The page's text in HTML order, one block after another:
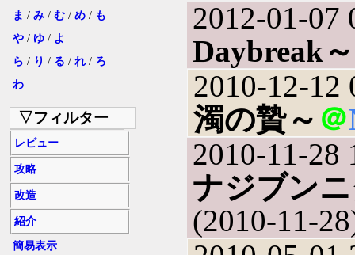
ま / み / む / め / も
や / ゆ / よ
ら / り / る / れ / ろ
わ
▽フィルター
レビュー
攻略
改造
紹介
簡易表示
2012-01-07
Daybreak～
2010-12-12
濁の贄～ ＠
2010-11-28
ナジブン
(2010-11-